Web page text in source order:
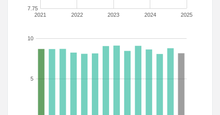
2021 2022 2023 2024 2025
7.75
5
10